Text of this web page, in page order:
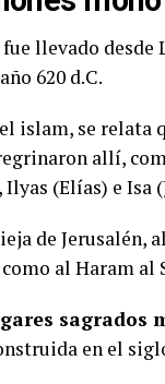
llevado desde
620 d.C.
islam, se relata
allí,
(Elías) e Isa
de Jerusalén,
al Haram al
sagrados
en el